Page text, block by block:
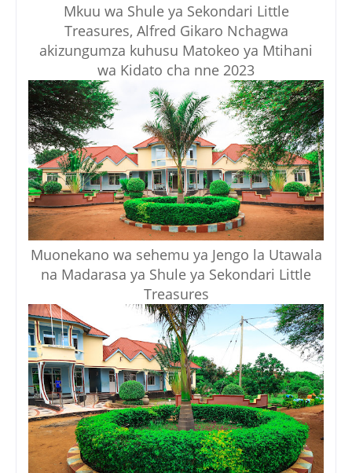
Mkuu wa Shule ya Sekondari Little
Treasures, Alfred Gikaro Nchagwa
akizungumza kuhusu Matokeo ya Mtihani
wa Kidato cha nne 2023
Muonekano wa sehemu ya Jengo la Utawala
na Madarasa ya Shule ya Sekondari Little
Treasures